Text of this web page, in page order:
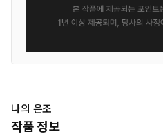
나의 은조
작품 정보